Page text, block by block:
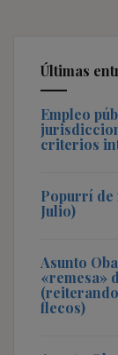
Últimas
Empleo
criterios
Popurrí de
Julio)
Asunto
«remesa»
flecos)